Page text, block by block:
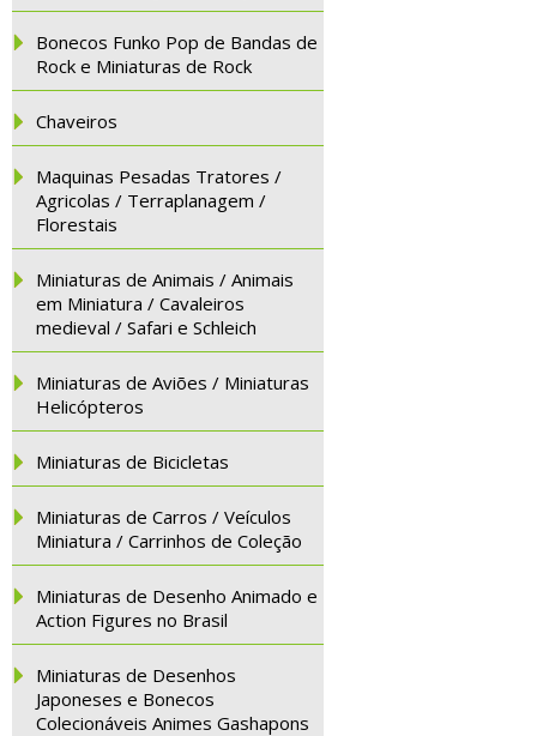
Bonecos Funko Pop de Bandas de
Rock e Miniaturas de Rock
Chaveiros
Maquinas Pesadas Tratores /
Agricolas / Terraplanagem /
Florestais
Miniaturas de Animais / Animais
em Miniatura / Cavaleiros
medieval / Safari e Schleich
Miniaturas de Aviões / Miniaturas
Helicópteros
Miniaturas de Bicicletas
Miniaturas de Carros / Veículos
Miniatura / Carrinhos de Coleção
Miniaturas de Desenho Animado e
Action Figures no Brasil
Miniaturas de Desenhos
Japoneses e Bonecos
Colecionáveis Animes Gashapons